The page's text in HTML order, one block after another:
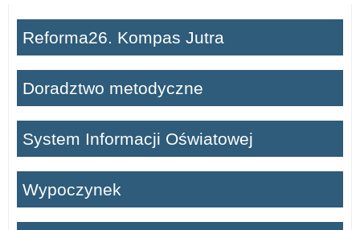
Reforma26. Kompas Jutra
Doradztwo metodyczne
System Informacji Oświatowej
Wypoczynek